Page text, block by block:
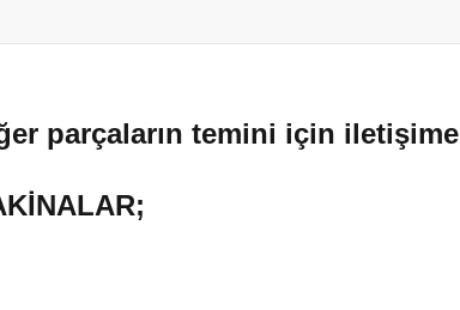
parçaların temini için iletişime